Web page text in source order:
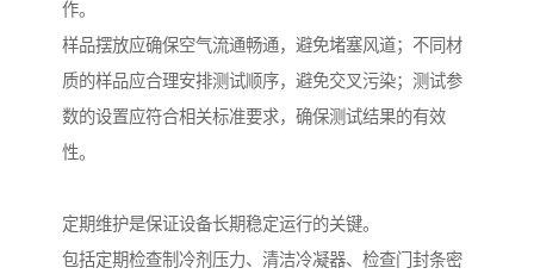
作。
样品摆放应确保空气流通畅通，避免堵塞风道；不同材
质的样品应合理安排测试顺序，避免交叉污染；测试参
数的设置应符合相关标准要求，确保测试结果的有效
性。
定期维护是保证设备长期稳定运行的关键。
包括定期检查制冷剂压力、清洁冷凝器、检查门封条密